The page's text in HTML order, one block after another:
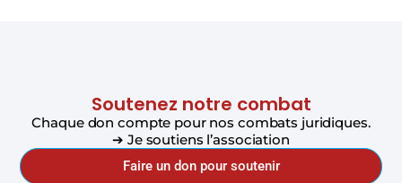
Soutenez notre combat
Chaque don compte pour nos combats juridiques.
➔ Je soutiens l’association
Faire un don pour soutenir